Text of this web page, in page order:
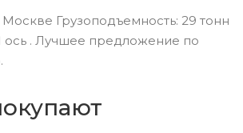
Грузоподъемность: 29 тонн
ось . Лучшее предложение по